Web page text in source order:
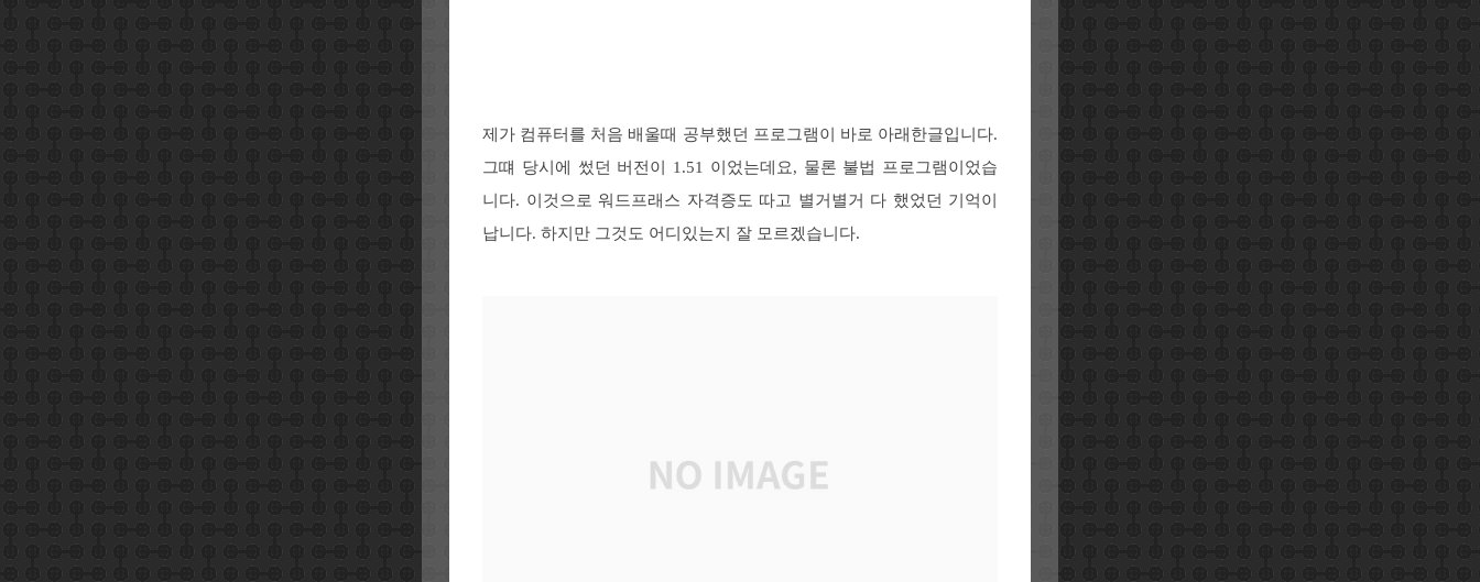
제가 컴퓨터를 처음 배울때 공부했던 프로그램이 바로 아래한글입니다.
그떄 당시에 썼던 버전이 1.51 이었는데요, 물론 불법 프로그램이었습
니다. 이것으로 워드프래스 자격증도 따고 별거별거 다 했었던 기억이
납니다. 하지만 그것도 어디있는지 잘 모르겠습니다.